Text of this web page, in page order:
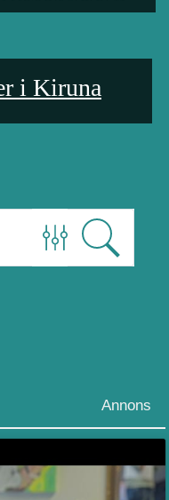
i Kiruna
Annons